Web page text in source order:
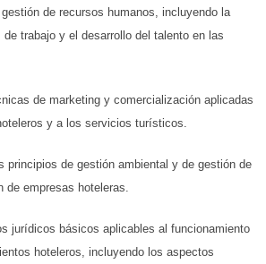
de recursos humanos, incluyendo la
trabajo y el desarrollo del talento en las
de marketing y comercialización aplicadas
y a los servicios turísticos.
principios de gestión ambiental y de gestión de
de empresas hoteleras.
jurídicos básicos aplicables al funcionamiento
hoteleros, incluyendo los aspectos